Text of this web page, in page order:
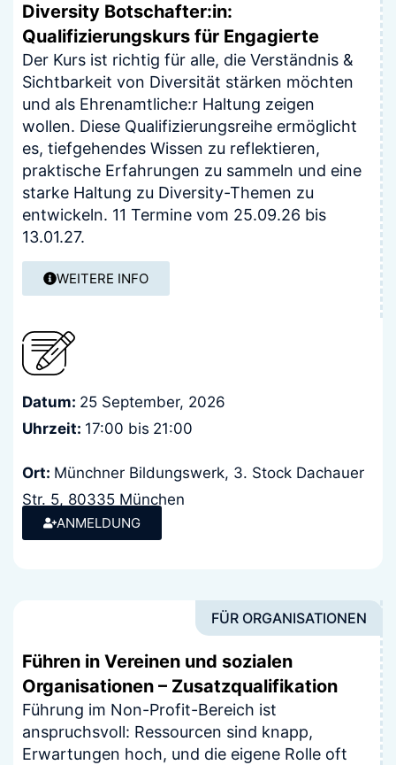
Diversity Botschafter:in:
Qualifizierungskurs für Engagierte
Der Kurs ist richtig für alle, die Verständnis &
Sichtbarkeit von Diversität stärken möchten
und als Ehrenamtliche:r Haltung zeigen
wollen. Diese Qualifizierungsreihe ermöglicht
es, tiefgehendes Wissen zu reflektieren,
praktische Erfahrungen zu sammeln und eine
starke Haltung zu Diversity-Themen zu
entwickeln. 11 Termine vom 25.09.26 bis
13.01.27.
WEITERE INFO
Datum: 25 September, 2026
Uhrzeit: 17:00 bis 21:00
Ort: Münchner Bildungswerk, 3. Stock Dachauer
Str. 5, 80335 München
Kosten:keine
ANMELDUNG
FÜR ORGANISATIONEN
Führen in Vereinen und sozialen
Organisationen – Zusatzqualifikation
Führung im Non-Profit-Bereich ist
anspruchsvoll: Ressourcen sind knapp,
Erwartungen hoch, und die eigene Rolle oft